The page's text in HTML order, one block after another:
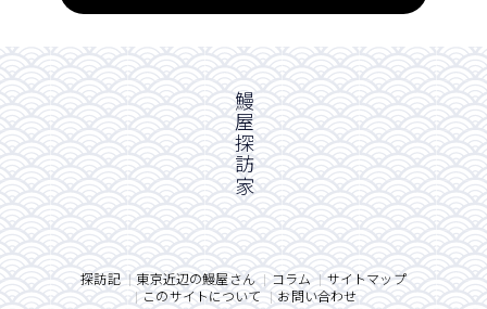
鰻屋探訪家
探訪記 東京近辺の鰻屋さん コラム
サイトマップ
このサイトについて
お問い合わせ